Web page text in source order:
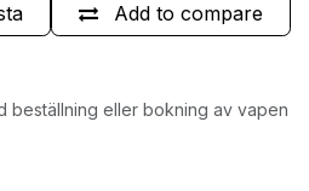
Add to compare
beställning eller bokning av vapen